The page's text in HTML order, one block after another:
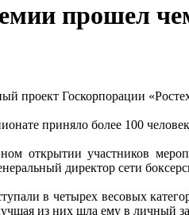
прошел
проект Госкорпорации
приняло более 100
открытии участников
директор сети
в четырех весовых
из них шла ему в личный